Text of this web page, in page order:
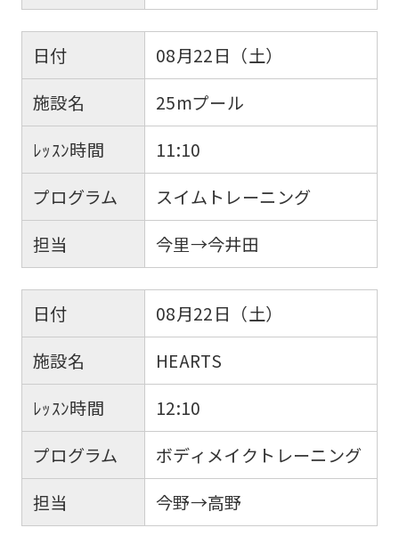
日付
08月22日（土）
施設名
25mプール
ﾚｯｽﾝ時間
11:10
プログラム
スイムトレーニング
担当
今里→今井田
日付
08月22日（土）
施設名
HEARTS
ﾚｯｽﾝ時間
12:10
プログラム
ボディメイクトレーニング
担当
今野→高野